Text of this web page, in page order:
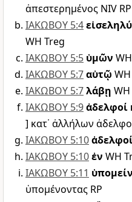
ἀπεστερημένος NIV RP
ΙΑΚΩΒΟΥ 5:4
WH Treg
ΙΑΚΩΒΟΥ 5:5 ὑμῶν
ΙΑΚΩΒΟΥ 5:7αὐτῷ
ΙΑΚΩΒΟΥ 5:7λάβῃ
ΙΑΚΩΒΟΥ 5:9ἀδελφοί
] κατ᾽ ἀλλήλων
ΙΑΚΩΒΟΥ 5:10
ΙΑΚΩΒΟΥ 5:10ἐν WH
ΙΑΚΩΒΟΥ 5:11
ὑπομένοντας RP